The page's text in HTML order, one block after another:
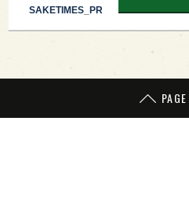
SAKETIMES_PR